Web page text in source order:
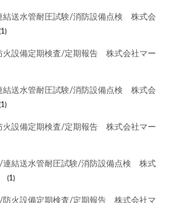
結送水管耐圧試験/消防設備点検 株式会
火設備定期検査/定期報告 株式会社マー
結送水管耐圧試験/消防設備点検 株式会
火設備定期検査/定期報告 株式会社マー
連結送水管耐圧試験/消防設備点検 株式
(1)
防火設備定期検査/定期報告 株式会社マ